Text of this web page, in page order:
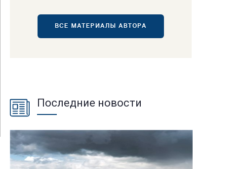
ВСЕ МАТЕРИАЛЫ АВТОРА
Последние новости